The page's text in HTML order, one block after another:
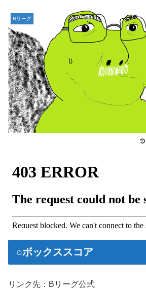
Bリーグ
○ボックススコア
リンク先：Bリーグ公式